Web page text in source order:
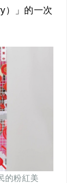
）」的一次
的粉紅美